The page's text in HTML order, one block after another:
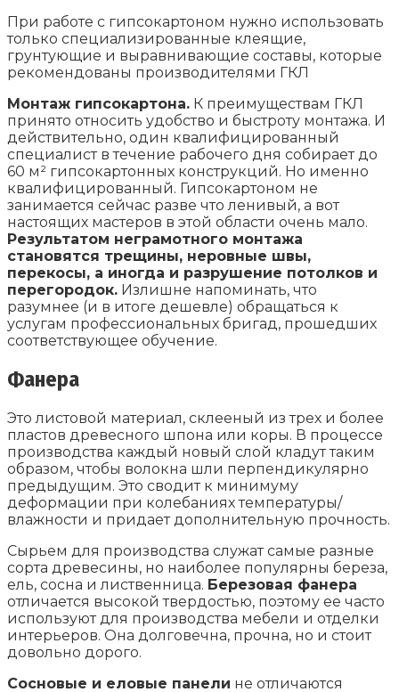
При работе с гипсокартоном нужно использовать
только специализированные клеящие,
грунтующие и выравнивающие составы, которые
рекомендованы производителями ГКЛ
Монтаж гипсокартона. К преимуществам ГКЛ
принято относить удобство и быстроту монтажа. И
действительно, один квалифицированный
специалист в течение рабочего дня собирает до
60 м² гипсокартонных конструкций. Но именно
квалифицированный. Гипсокартоном не
занимается сейчас разве что ленивый, а вот
настоящих мастеров в этой области очень мало.
Результатом неграмотного монтажа
становятся трещины, неровные швы,
перекосы, а иногда и разрушение потолков и
перегородок. Излишне напоминать, что
разумнее (и в итоге дешевле) обращаться к
услугам профессиональных бригад, прошедших
соответствующее обучение.
Фанера
Это листовой материал, cклееный из трех и более
пластов древесного шпона или коры. В процессе
производства каждый новый слой кладут таким
образом, чтобы волокна шли перпендикулярно
предыдущим. Это сводит к минимуму
деформации при колебаниях температуры/
влажности и придает дополнительную прочность.
Сырьем для производства служат самые разные
сорта древесины, но наиболее популярны береза,
ель, сосна и лиственница. Березовая фанера
отличается высокой твердостью, поэтому ее часто
используют для производства мебели и отделки
интерьеров. Она долговечна, прочна, но и стоит
довольно дорого.
Сосновые и еловые панели не отличаются